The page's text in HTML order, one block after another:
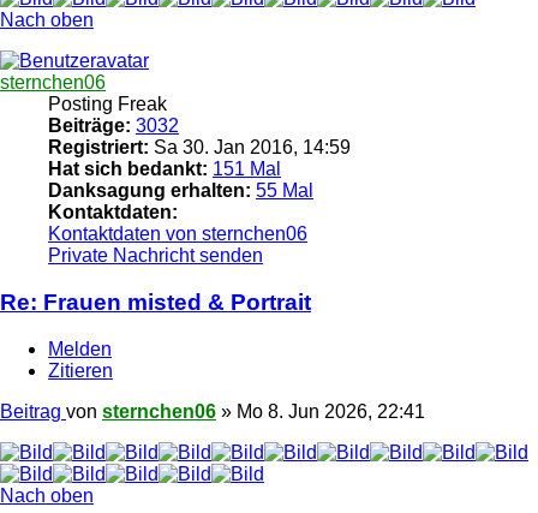
Nach oben
sternchen06
Posting Freak
Beiträge: 3032
Registriert: Sa 30. Jan 2016, 14:59
Hat sich bedankt: 151 Mal
Danksagung erhalten: 55 Mal
Kontaktdaten:
Kontaktdaten von sternchen06
Private Nachricht senden
Re: Frauen misted & Portrait
Melden
Zitieren
Beitrag von sternchen06 » Mo 8. Jun 2026, 22:41
Nach oben